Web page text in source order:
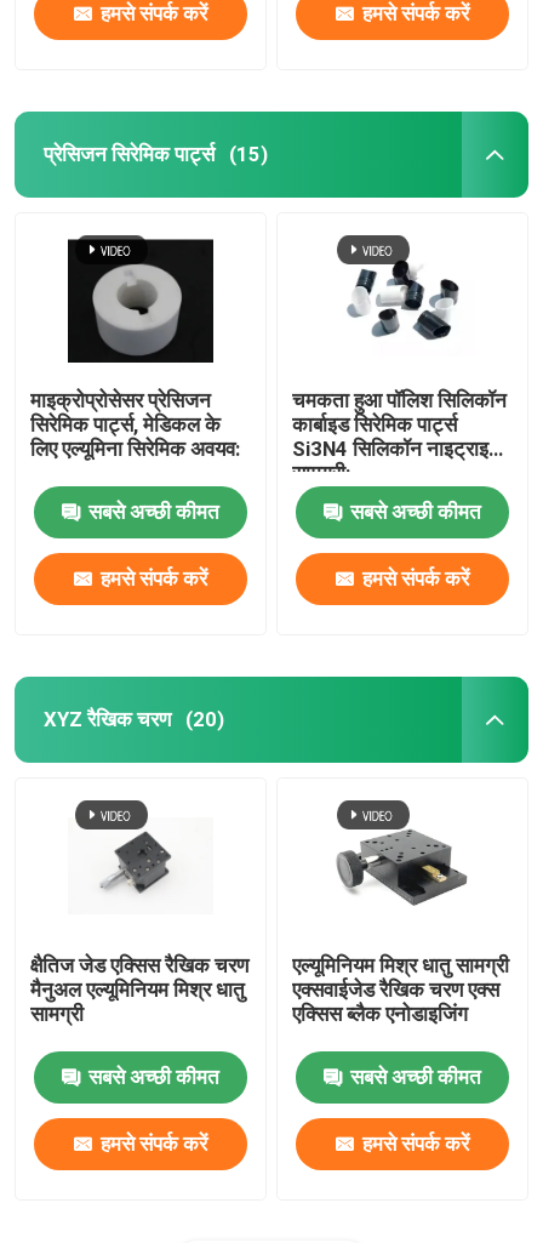
हमसे संपर्क करें हमसे संपर्क करें
प्रेसिजन सिरेमिक पार्ट्स (15)
माइक्रोप्रोसेसर प्रेसिजन
सिरेमिक पार्ट्स, मेडिकल के
लिए एल्यूमिना सिरेमिक अवयव:
सबसे अच्छी कीमत
हमसे संपर्क करें
चमकता हुआ पॉलिश सिलिकॉन
कार्बाइड सिरेमिक पार्ट्स
Si3N4 सिलिकॉन नाइट्राइड
सामग्री:
सबसे अच्छी कीमत
हमसे संपर्क करें
XYZ रैखिक चरण (20)
क्षैतिज जेड एक्सिस रैखिक चरण
मैनुअल एल्यूमिनियम मिश्र धातु
सामग्री
सबसे अच्छी कीमत
हमसे संपर्क करें
एल्यूमिनियम मिश्र धातु सामग्री
एक्सवाईजेड रैखिक चरण एक्स
एक्सिस ब्लैक एनोडाइजिंग
सबसे अच्छी कीमत
हमसे संपर्क करें